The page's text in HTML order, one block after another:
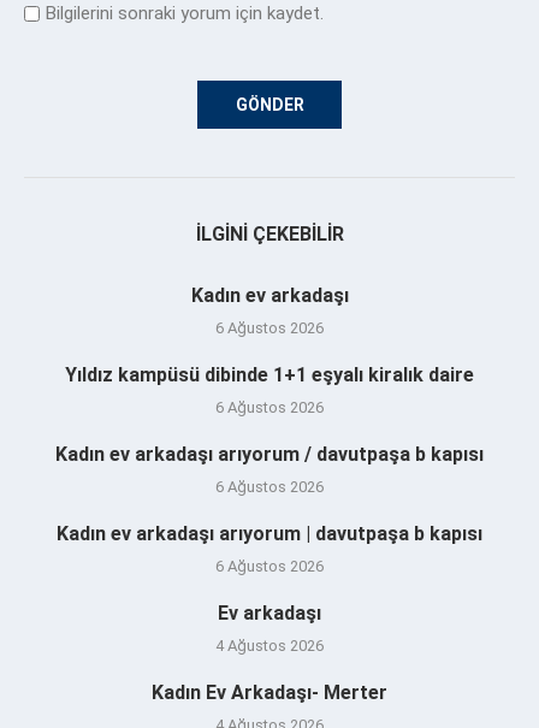
Bilgilerini sonraki yorum için kaydet.
İLGINI ÇEKEBILIR
Kadın ev arkadaşı
6 Ağustos 2026
Yıldız kampüsü dibinde 1+1 eşyalı kiralık daire
6 Ağustos 2026
Kadın ev arkadaşı arıyorum / davutpaşa b kapısı
6 Ağustos 2026
Kadın ev arkadaşı arıyorum | davutpaşa b kapısı
6 Ağustos 2026
Ev arkadaşı
4 Ağustos 2026
Kadın Ev Arkadaşı- Merter